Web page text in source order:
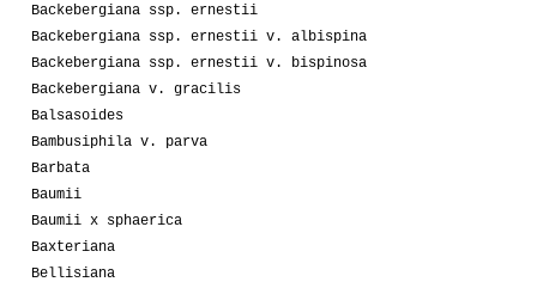
Backebergiana ssp. ernestii
Backebergiana ssp. ernestii v. albispina
Backebergiana ssp. ernestii v. bispinosa
Backebergiana v. gracilis
Balsasoides
Bambusiphila v. parva
Barbata
Baumii
Baumii x sphaerica
Baxteriana
Bellisiana